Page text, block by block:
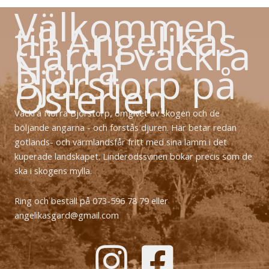
Välkommen
till Angelikas
Gård i vackra
Norra
Björstorp på
Österlen
Vackra Norra Björstorp, omgivet av skogen och de
böljande ängarna - och förstås djuren. Här betar redan
gotlands- och värmlandsfår fritt med sina lamm i det
kuperade landskapet. Linderödssvinen bökar precis som de
ska i skogens mylla.
Ring och beställ på 073-596 78 79 eller
angelikasgard@gmail.com